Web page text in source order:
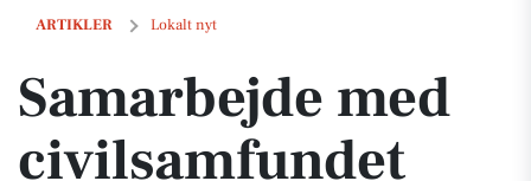
ARTIKLER Lokalt nyt
Samarbejde med civilsamfundet skal give flere ældre i Silkeborg et
Samarbejde med
civilsamfundet